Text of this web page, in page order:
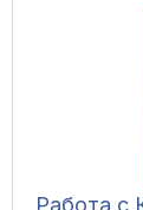
Работа с